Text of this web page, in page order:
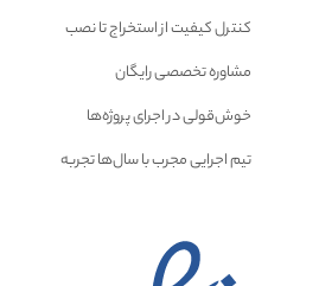
کنترل کیفیت از استخراج تا نصب
مشاوره تخصصی رایگان
خوش‌قولی در اجرای پروژه‌ها
تیم اجرایی مجرب با سال‌ها تجربه